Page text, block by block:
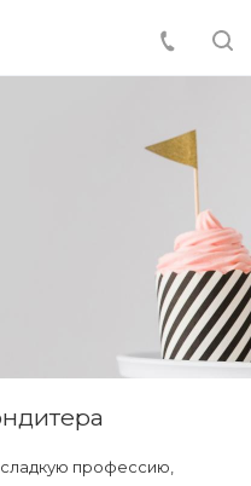
профессию,